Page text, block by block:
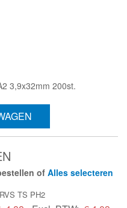
3,9x32mm 200st.
of Alles selecteren
TS PH2